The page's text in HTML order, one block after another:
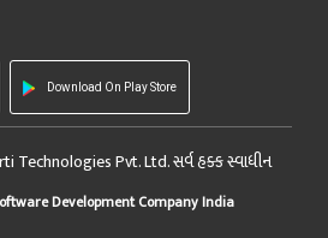
Download On Play Store
Technologies Pvt. Ltd. સર્વ હક્ક સ્વાધીન
Development Company India